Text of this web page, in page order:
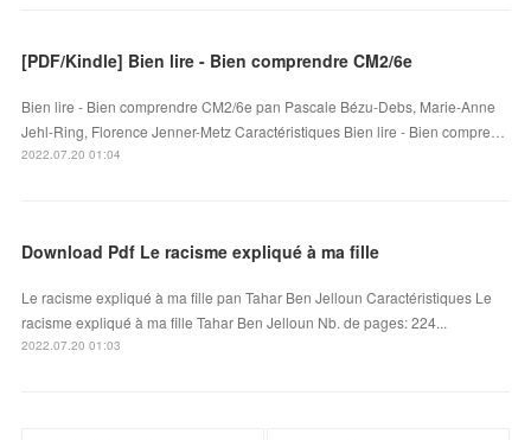
[PDF/Kindle] Bien lire - Bien comprendre CM2/6e
Bien lire - Bien comprendre CM2/6e pan Pascale Bézu-Debs, Marie-Anne
Jehl-Ring, Florence Jenner-Metz Caractéristiques Bien lire - Bien compre…
2022.07.20 01:04
Download Pdf Le racisme expliqué à ma fille
Le racisme expliqué à ma fille pan Tahar Ben Jelloun Caractéristiques Le
racisme expliqué à ma fille Tahar Ben Jelloun Nb. de pages: 224...
2022.07.20 01:03